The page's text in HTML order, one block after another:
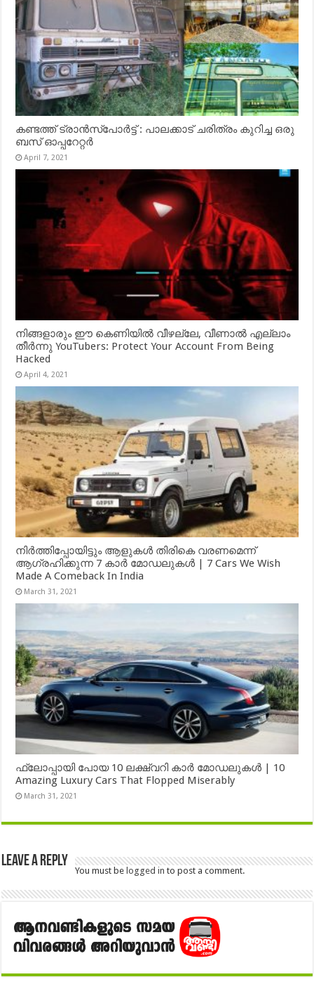
കണ്ടത്ത് ട്രാൻസ്‌പോർട്ട് : പാലക്കാട് ചരിത്രം കുറിച്ച ഒരു
ബസ് ഓപ്പറേറ്റർ
April 7, 2021
നിങ്ങളാരും ഈ കെണിയിൽ വീഴല്ലേ, വീണാൽ എല്ലാം
തീർന്നു YouTubers: Protect Your Account From Being
Hacked
April 4, 2021
നിർത്തിപ്പോയിട്ടും ആളുകൾ തിരികെ വരണമെന്ന്
ആഗ്രഹിക്കുന്ന 7 കാർ മോഡലുകൾ | 7 Cars We Wish
Made A Comeback In India
March 31, 2021
ഫ്ലോപ്പായി പോയ 10 ലക്ഷ്വറി കാർ മോഡലുകൾ | 10
Amazing Luxury Cars That Flopped Miserably
March 31, 2021
Leave a Reply
You must belogged in to post a comment.